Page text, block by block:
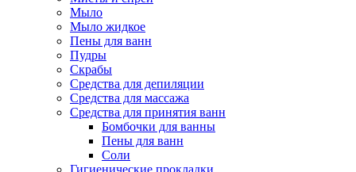
Мыло
Мыло жидкое
Пены для ванн
Пудры
Скрабы
Средства для депиляции
Средства для массажа
Средства для принятия ванн
Бомбочки для ванны
Пены для ванн
Соли